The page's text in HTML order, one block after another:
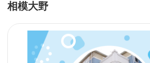
相模大野